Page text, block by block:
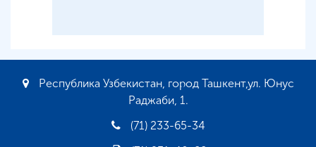
Республика Узбекистан, город Ташкент,ул. Юнус
Раджаби, 1.
(71) 233-65-34